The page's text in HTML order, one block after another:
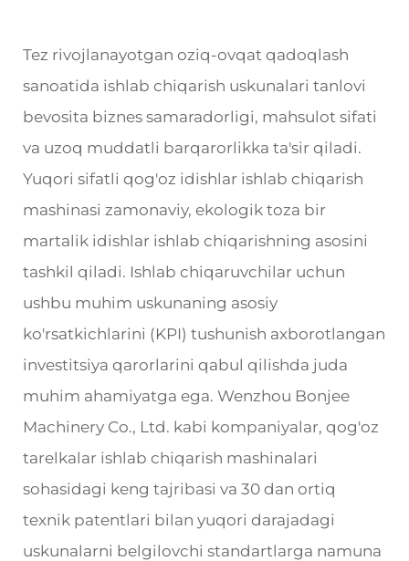
Tez rivojlanayotgan oziq-ovqat qadoqlash
sanoatida ishlab chiqarish uskunalari tanlovi
bevosita biznes samaradorligi, mahsulot sifati
va uzoq muddatli barqarorlikka ta'sir qiladi.
Yuqori sifatli qog'oz idishlar ishlab chiqarish
mashinasi zamonaviy, ekologik toza bir
martalik idishlar ishlab chiqarishning asosini
tashkil qiladi. Ishlab chiqaruvchilar uchun
ushbu muhim uskunaning asosiy
ko'rsatkichlarini (KPI) tushunish axborotlangan
investitsiya qarorlarini qabul qilishda juda
muhim ahamiyatga ega. Wenzhou Bonjee
Machinery Co., Ltd. kabi kompaniyalar, qog'oz
tarelkalar ishlab chiqarish mashinalari
sohasidagi keng tajribasi va 30 dan ortiq
texnik patentlari bilan yuqori darajadagi
uskunalarni belgilovchi standartlarga namuna